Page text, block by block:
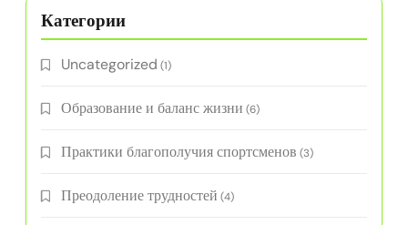
Категории
Uncategorized (1)
Образование и баланс жизни (6)
Практики благополучия спортсменов (3)
Преодоление трудностей (4)